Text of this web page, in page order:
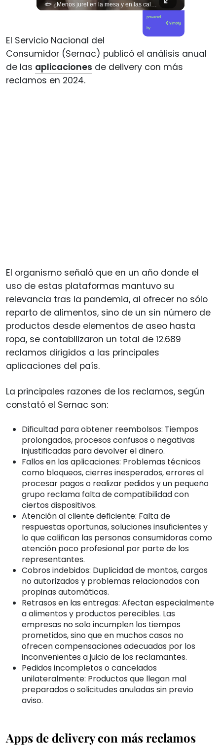
🐟 ¿Menos jurel en la mesa y en las caletas? El cambio climático y El Niño alteran las aguas chilenas. 🌊🇨🇱 Especialistas advierten que las anomalías térmicas en el océano están desplazando los cardúmenes de jurel hacia zonas más profundas y australes, alejándolos de la costa. El fenómeno golpea directamente el sustento de la pesca artesanal y amenaza la canasta básica familiar, al restringir la oferta de una de las fuentes de proteína más populares y accesibles del país. 📉🎣 🎥 Revisa el análisis científico completo y el impacto en las comunidades costeras en elciudadano.com 🔗 (Link en la biografía). ¿Has notado la escasez o el alza de precio del jurel en tu ciudad? Te leemos en los comentarios. 💬👇🏼
powered
by
El Servicio Nacional del
Consumidor (Sernac) publicó el análisis anual
de las aplicaciones de delivery con más
reclamos en 2024.
El organismo señaló que en un año donde el
uso de estas plataformas mantuvo su
relevancia tras la pandemia, al ofrecer no sólo
reparto de alimentos, sino de un sin número de
productos desde elementos de aseo hasta
ropa, se contabilizaron un total de 12.689
reclamos dirigidos a las principales
aplicaciones del país.
La principales razones de los reclamos, según
constató el Sernac son:
Dificultad para obtener reembolsos: Tiempos
prolongados, procesos confusos o negativas
injustificadas para devolver el dinero.
Fallos en las aplicaciones: Problemas técnicos
como bloqueos, cierres inesperados, errores al
procesar pagos o realizar pedidos y un pequeño
grupo reclama falta de compatibilidad con
ciertos dispositivos.
Atención al cliente deficiente: Falta de
respuestas oportunas, soluciones insuficientes y
lo que califican las personas consumidoras como
atención poco profesional por parte de los
representantes.
Cobros indebidos: Duplicidad de montos, cargos
no autorizados y problemas relacionados con
propinas automáticas.
Retrasos en las entregas: Afectan especialmente
a alimentos y productos perecibles. Las
empresas no solo incumplen los tiempos
prometidos, sino que en muchos casos no
ofrecen compensaciones adecuadas por los
inconvenientes a juicio de los reclamantes.
Pedidos incompletos o cancelados
unilateralmente: Productos que llegan mal
preparados o solicitudes anuladas sin previo
aviso.
Apps de delivery con más reclamos